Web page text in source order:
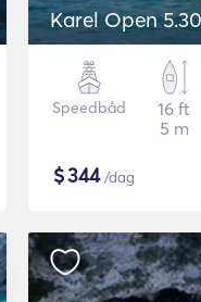
Karel Open 5.30
Speedbåd
16 ft
5 m
$344/dag